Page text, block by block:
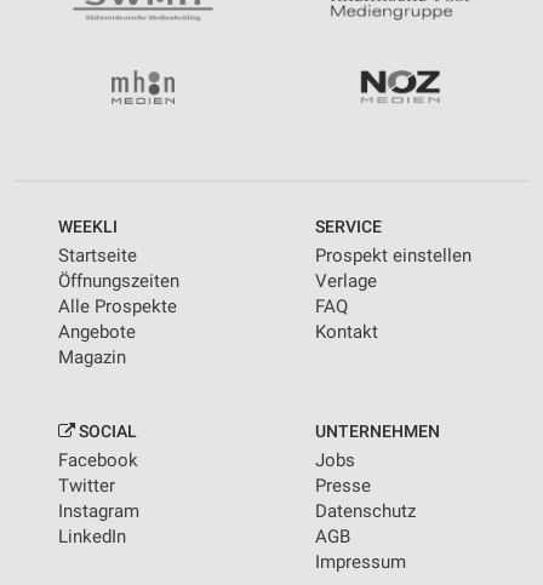
WEEKLI
Startseite
Öffnungszeiten
Alle Prospekte
Angebote
Magazin
SERVICE
Prospekt einstellen
Verlage
FAQ
Kontakt
SOCIAL
Facebook
Twitter
Instagram
LinkedIn
UNTERNEHMEN
Jobs
Presse
Datenschutz
AGB
Impressum